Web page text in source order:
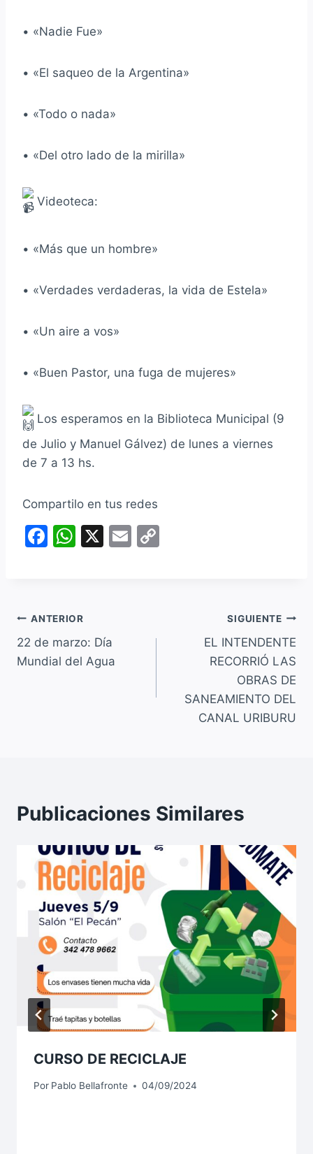
• «Nadie Fue»
• «El saqueo de la Argentina»
• «Todo o nada»
• «Del otro lado de la mirilla»
Videoteca:
• «Más que un hombre»
• «Verdades verdaderas, la vida de Estela»
• «Un aire a vos»
• «Buen Pastor, una fuga de mujeres»
Los esperamos en la Biblioteca Municipal (9
de Julio y Manuel Gálvez) de lunes a viernes
de 7 a 13 hs.
Compartilo en tus redes
F
b
o
o
W
A
p
p
X
E
Navegación
de
ANTERIOR
22 de marzo: Día
Mundial del Agua
SIGUIENTE
EL INTENDENTE
RECORRIÓ LAS
OBRAS DE
SANEAMIENTO DEL
CANAL URIBURU
Publicaciones Similares
CURSO DE RECICLAJE
Por Pablo Bellafronte 04/09/2024